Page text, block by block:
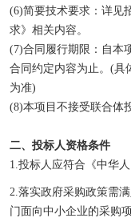
(6)简要技术要求：详见
求》相关内容。
(7)合同履行期限：自本
合同约定内容为止。 (具
为准)
(8)本项目不接受联合体
二、投标人资格条件
1.投标人应符合《中华
2.落实政府采购政策需
门面向中小企业的采购